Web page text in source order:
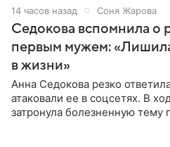
14 часов назад Соня Жарова
Седокова вспомнила о
первым мужем:
в жизни»
Анна Седокова резко
атаковали ее в соцсетях. В
затронула болезненную тему